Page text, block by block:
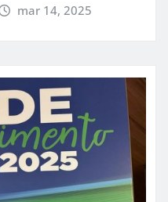
mar 14, 2025